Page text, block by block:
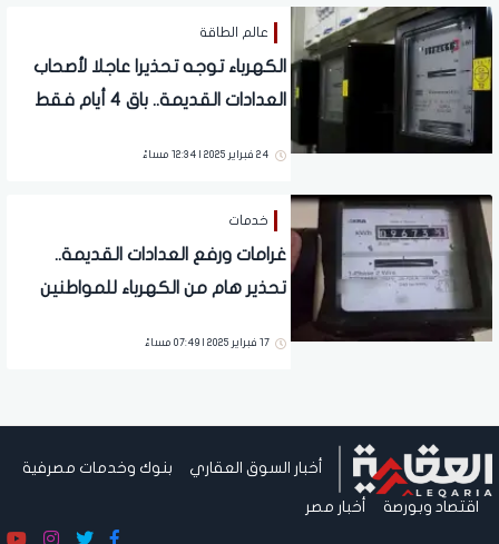
عالم الطاقة
الكهرباء توجه تحذيرا عاجلا لأصحاب
العدادات القديمة.. باق 4 أيام فقط
24 فبراير 2025 | 12:34 مساءً
خدمات
غرامات ورفع العدادات القديمة..
تحذير هام من الكهرباء للمواطنين
17 فبراير 2025 | 07:49 مساءً
أخبار السوق العقاري بنوك وخدمات مصرفية
اقتصاد وبورصة أخبار مصر